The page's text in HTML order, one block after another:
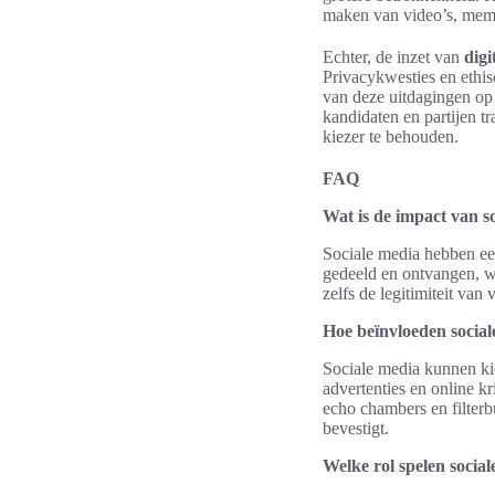
maken van video’s,
Echter, de inzet van
Privacykwesties en
van deze uitdagingen
kandidaten en partijen
kiezer te behouden.
FAQ
Wat is de impact van
Sociale media hebben
gedeeld en ontvangen,
zelfs de legitimiteit van
Hoe beïnvloeden
Sociale media kunnen
advertenties en online
echo chambers en
bevestigt.
Welke rol spelen